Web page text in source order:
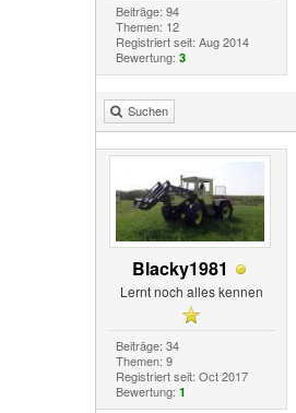
Beiträge: 94
Themen: 12
Registriert seit: Aug 2014
Bewertung: 3
Suchen
Blacky1981
Lernt noch alles kennen
Beiträge: 34
Themen: 9
Registriert seit: Oct 2017
Bewertung: 1